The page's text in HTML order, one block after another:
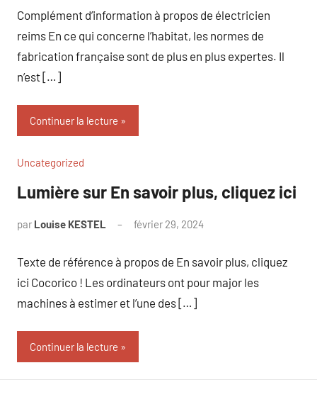
Complément d’information à propos de électricien
reims En ce qui concerne l’habitat, les normes de
fabrication française sont de plus en plus expertes. Il
n’est […]
Continuer la lecture
Uncategorized
Lumière sur En savoir plus, cliquez ici
par Louise KESTEL février 29, 2024
Texte de référence à propos de En savoir plus, cliquez
ici Cocorico ! Les ordinateurs ont pour major les
machines à estimer et l’une des […]
Continuer la lecture